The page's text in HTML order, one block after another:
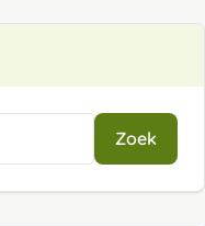
Zoek